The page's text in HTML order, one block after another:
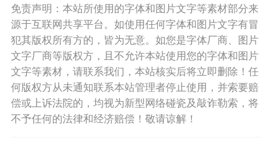
免责声明：本站所使用的字体和图片文字等素材部分来
源于互联网共享平台。如使用任何字体和图片文字有冒
犯其版权所有方的，皆为无意。如您是字体厂商、图片
文字厂商等版权方，且不允许本站使用您的字体和图片
文字等素材，请联系我们，本站核实后将立即删除！任
何版权方从未通知联系本站管理者停止使用，并索要赔
偿或上诉法院的，均视为新型网络碰瓷及敲诈勒索，将
不予任何的法律和经济赔偿！敬请谅解！